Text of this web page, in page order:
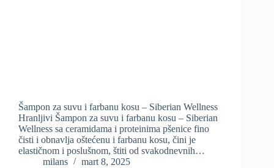
Šampon za suvu i farbanu kosu – Siberian Wellness
Hranljivi Šampon za suvu i farbanu kosu – Siberian
Wellness sa ceramidama i proteinima pšenice fino
čisti i obnavlja oštećenu i farbanu kosu, čini je
elastičnom i poslušnom, štiti od svakodnevnih…
milans
mart 8, 2025